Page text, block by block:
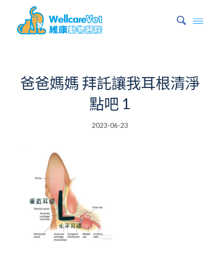
爸爸媽媽 拜託讓我耳根清淨
點吧 1
2023-06-23